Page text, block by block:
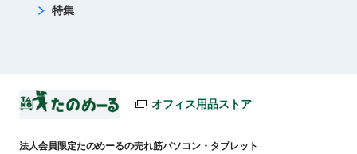
特集
オフィス用品ストア
法人会員限定たのめーるの売れ筋パソコン・タブレット